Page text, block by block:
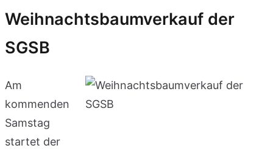
Weihnachtsbaumverkauf der
SGSB
Am
kommenden
Samstag
startet der